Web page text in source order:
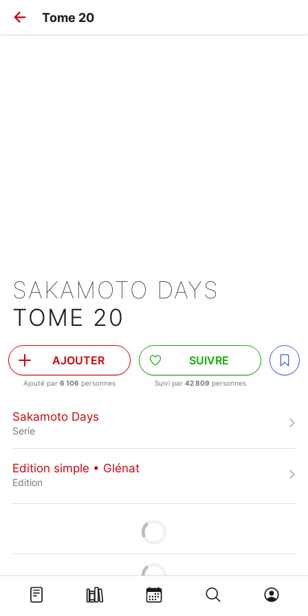
Tome 20
SAKAMOTO DAYS
TOME 20
AJOUTER
Ajouté par 6 106 personnes
SUIVRE
Suivi par 42 809 personnes
Sakamoto Days
Serie
Edition simple • Glénat
Edition